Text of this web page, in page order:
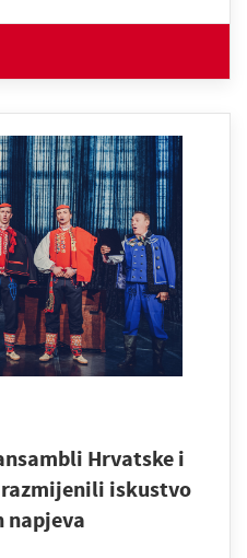
Hrvatske i
razmijenili iskustvo
napjeva